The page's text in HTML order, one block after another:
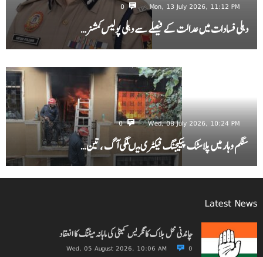
Mon, 13 July 2026, 11:12 PM
0
دہلی فسادات میں عدالت کے فیصلے سے دہلی پولیس کمشنر…
Wed, 08 July 2026, 10:24 PM
0
سنگم وہار میں پلاسٹک پیکیجنگ فیکٹری میںلگی آگ ، تین…
Latest News
چاندنی محل بلاک کانگریس کمیٹی کی ماہانہ میٹنگ کا انعقاد
Wed, 05 August 2026, 10:06 AM 0